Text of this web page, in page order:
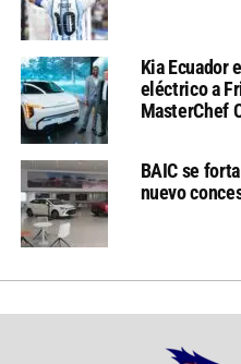
Kia Ecuador
eléctrico a
MasterChef
BAIC se
nuevo